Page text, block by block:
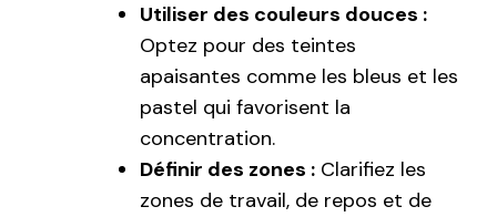
Utiliser des couleurs douces :
Optez pour des teintes
apaisantes comme les bleus et les
pastel qui favorisent la
concentration.
Définir des zones : Clarifiez les
zones de travail, de repos et de